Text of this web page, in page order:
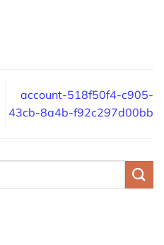
account-518f50f4-c905-
43cb-8a4b-f92c297d00bb